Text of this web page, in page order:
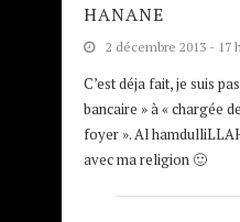
HANANE
2 décembre 2013 - 17
C’est déja fait, je suis
bancaire » à « chargée
foyer ». Al
avec ma religion 🙂